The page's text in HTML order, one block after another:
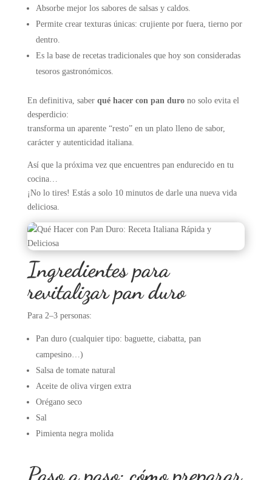
Absorbe mejor los sabores de salsas y caldos.
Permite crear texturas únicas: crujiente por fuera, tierno por
dentro.
Es la base de recetas tradicionales que hoy son consideradas
tesoros gastronómicos.
En definitiva, saber qué hacer con pan durono solo evita el
desperdicio:
transforma un aparente “resto” en un plato lleno de sabor,
carácter y autenticidad italiana.
Así que la próxima vez que encuentres pan endurecido en tu
cocina…
¡No lo tires! Estás a solo 10 minutos de darle una nueva vida
deliciosa.
Ingredientes para
revitalizar pan duro
Para 2–3 personas:
Pan duro (cualquier tipo: baguette, ciabatta, pan
campesino…)
Salsa de tomate natural
Aceite de oliva virgen extra
Orégano seco
Sal
Pimienta negra molida
Paso a paso: cómo preparar